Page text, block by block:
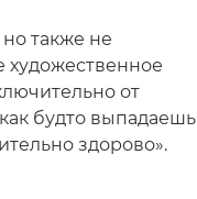
также не
художественное
от
будто выпадаешь
здорово».